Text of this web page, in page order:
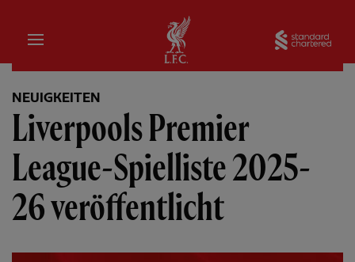
Startseite
NEUIGKEITEN
Liverpools Premier
League-Spielliste 2025-
26 veröffentlicht